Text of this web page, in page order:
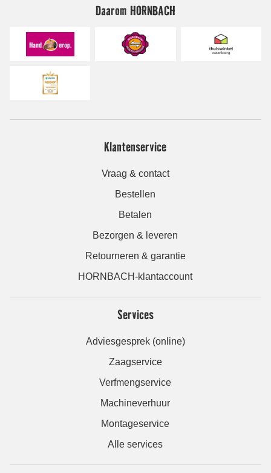
Daarom HORNBACH
Klantenservice
Vraag & contact
Bestellen
Betalen
Bezorgen & leveren
Retourneren & garantie
HORNBACH-klantaccount
Services
Adviesgesprek (online)
Zaagservice
Verfmengservice
Machineverhuur
Montageservice
Alle services